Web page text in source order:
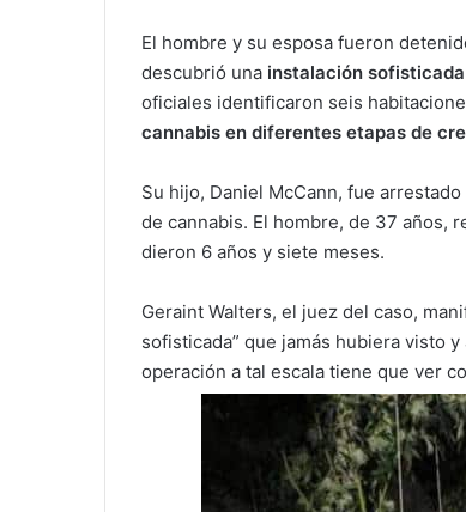
El hombre y su esposa fueron
descubrió una instalación sofisticada
oficiales identificaron seis
cannabis en diferentes etapas de
Su hijo, Daniel McCann, fue
de cannabis. El hombre, de 37 años,
dieron 6 años y siete meses.
Geraint Walters, el juez del caso,
sofisticada” que jamás hubiera visto
operación a tal escala tiene que ver